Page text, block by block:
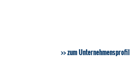
zum Unternehmensprofil